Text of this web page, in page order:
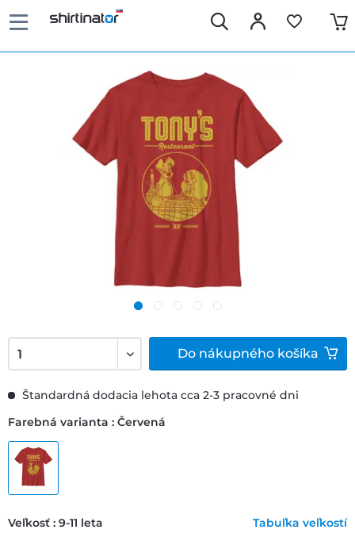
Štandardná dodacia lehota cca 2-3 pracovné dni
Farebná varianta : Červená
Veľkosť : 9-11 leta Tabuľka veľkostí
Do nákupného košíka